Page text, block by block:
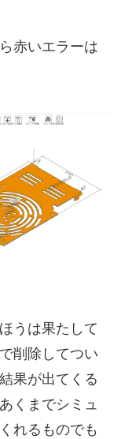
赤いエラーは
うは果たして
削除してつい
果が出てくる
くまでシミュ
れるものでも